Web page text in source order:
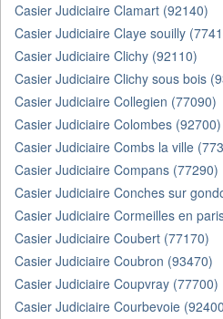
Casier Judiciaire Clamart (92140)
Casier Judiciaire Claye souilly
Casier Judiciaire Clichy (92110)
Casier Judiciaire Clichy sous bois
Casier Judiciaire Collegien (77090)
Casier Judiciaire Colombes (92700)
Casier Judiciaire Combs la ville
Casier Judiciaire Compans (77290)
Casier Judiciaire Conches sur
Casier Judiciaire Cormeilles en
Casier Judiciaire Coubert (77170)
Casier Judiciaire Coubron (93470)
Casier Judiciaire Coupvray (77700)
Casier Judiciaire Courbevoie